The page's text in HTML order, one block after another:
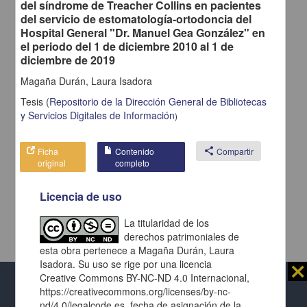
Al usar este repositorio estás aceptando sus
⨯
del síndrome de Treacher Collins en pacientes
del servicio de estomatología-ortodoncia del
Hospital General "Dr. Manuel Gea González" en
el periodo del 1 de diciembre 2010 al 1 de
diciembre de 2019
Magaña Durán, Laura Isadora
Tesis (Repositorio de la Dirección General de Bibliotecas
y Servicios Digitales de Información)
Ficha
original
Contenido
completo
share Compartir
Licencia de uso
La titularidad de los
derechos patrimoniales de
esta obra pertenece a Magaña Durán, Laura
Isadora. Su uso se rige por una licencia
Creative Commons BY-NC-ND 4.0 Internacional,
https://creativecommons.org/licenses/by-nc-